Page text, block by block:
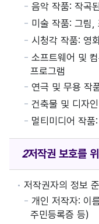
음악 작품: 작곡
미술 작품: 그림,
시청각 작품: 영
소프트웨어 및
프로그램
연극 및 무용 작
건축물 및 디자
멀티미디어 작
저작권 보호를
저작권자의 정보 준
개인 저작자: 이
주민등록증 등)